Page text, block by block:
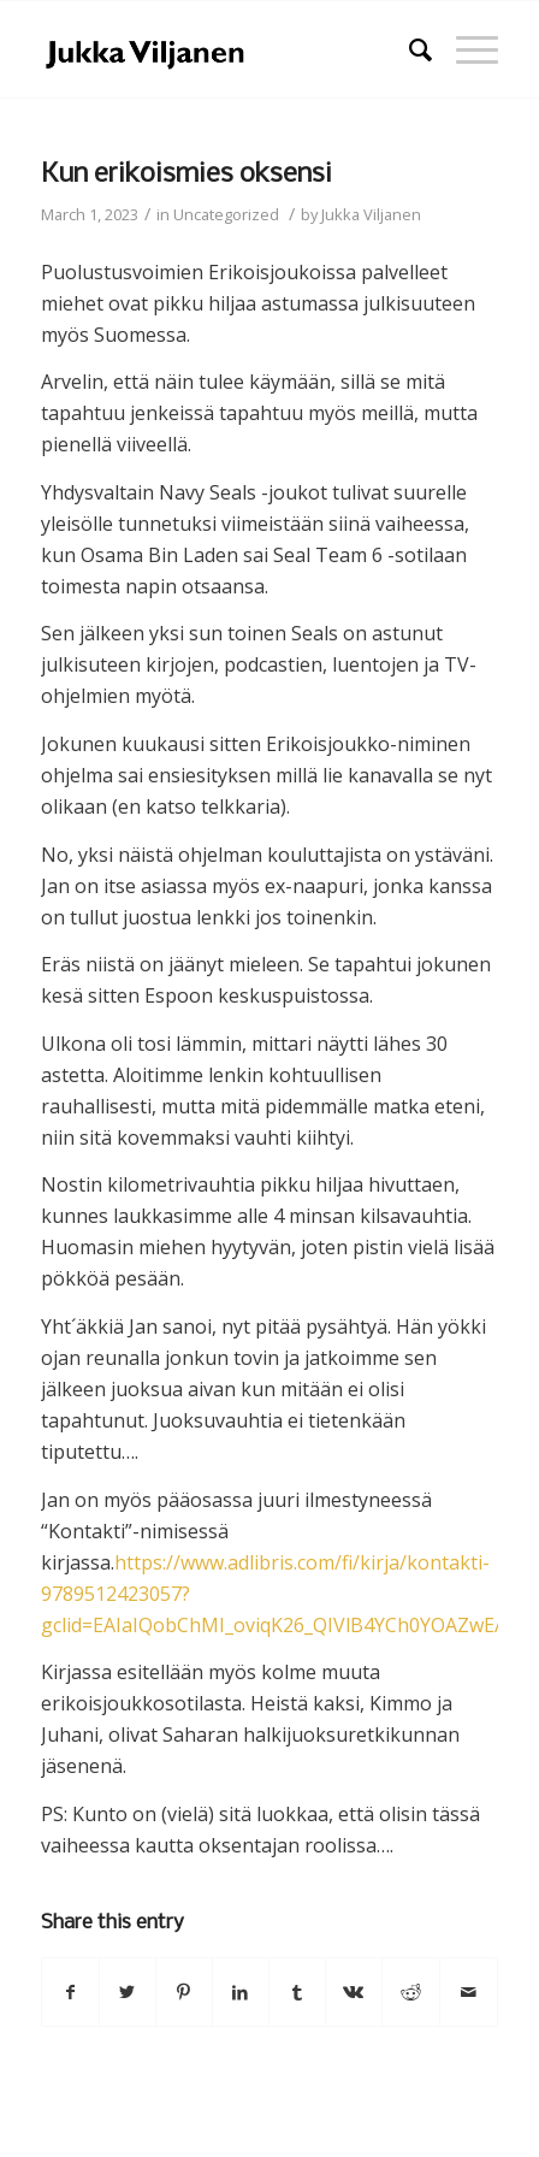
Kun erikoismies oksensi
March 1, 2023 / in Uncategorized / byJukka Viljanen
Puolustusvoimien Erikoisjoukoissa palvelleet
miehet ovat pikku hiljaa astumassa julkisuuteen
myös Suomessa.
Arvelin, että näin tulee käymään, sillä se mitä
tapahtuu jenkeissä tapahtuu myös meillä, mutta
pienellä viiveellä.
Yhdysvaltain Navy Seals -joukot tulivat suurelle
yleisölle tunnetuksi viimeistään siinä vaiheessa,
kun Osama Bin Laden sai Seal Team 6 -sotilaan
toimesta napin otsaansa.
Sen jälkeen yksi sun toinen Seals on astunut
julkisuteen kirjojen, podcastien, luentojen ja TV-
ohjelmien myötä.
Jokunen kuukausi sitten Erikoisjoukko-niminen
ohjelma sai ensiesityksen millä lie kanavalla se nyt
olikaan (en katso telkkaria).
No, yksi näistä ohjelman kouluttajista on ystäväni.
Jan on itse asiassa myös ex-naapuri, jonka kanssa
on tullut juostua lenkki jos toinenkin.
Eräs niistä on jäänyt mieleen. Se tapahtui jokunen
kesä sitten Espoon keskuspuistossa.
Ulkona oli tosi lämmin, mittari näytti lähes 30
astetta. Aloitimme lenkin kohtuullisen
rauhallisesti, mutta mitä pidemmälle matka eteni,
niin sitä kovemmaksi vauhti kiihtyi.
Nostin kilometrivauhtia pikku hiljaa hivuttaen,
kunnes laukkasimme alle 4 minsan kilsavauhtia.
Huomasin miehen hyytyvän, joten pistin vielä lisää
pökköä pesään.
Yht´äkkiä Jan sanoi, nyt pitää pysähtyä. Hän yökki
ojan reunalla jonkun tovin ja jatkoimme sen
jälkeen juoksua aivan kun mitään ei olisi
tapahtunut. Juoksuvauhtia ei tietenkään
tiputettu….
Jan on myös pääosassa juuri ilmestyneessä
“Kontakti”-nimisessä
kirjassa.https://www.adlibris.com/fi/kirja/kontakti-
9789512423057?
Kirjassa esitellään myös kolme muuta
erikoisjoukkosotilasta. Heistä kaksi, Kimmo ja
Juhani, olivat Saharan halkijuoksuretkikunnan
jäsenenä.
PS: Kunto on (vielä) sitä luokkaa, että olisin tässä
vaiheessa kautta oksentajan roolissa….
Share this entry